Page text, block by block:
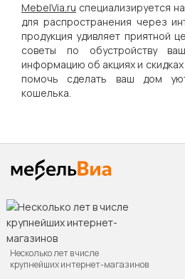
MebelVia.ru специализируется
для распространения через
продукция удивляет приятной
советы по обустройству
информацию об акциях и
помочь сделать ваш дом
кошелька.
Несколько лет в числе
крупнейших интернет-магазинов